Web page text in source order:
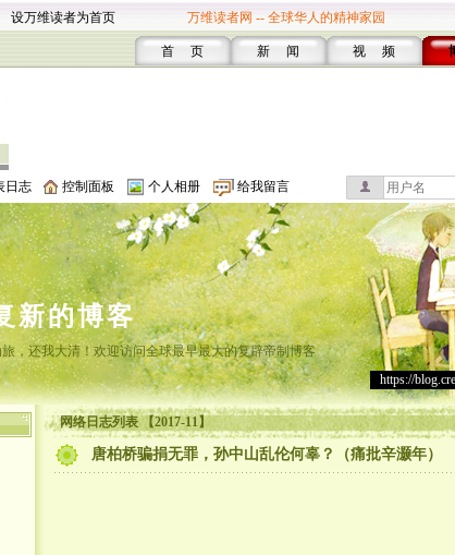
设万维读者为首页 万维读者网 -- 全球华人的精神家园
首 页 新 闻 视 频
日志 控制面板 个人相册 给我留言
新的博客
，还我大清！欢迎访问全球最早最大的复辟帝制博客
https://
网络日志列表 【2017-11】
唐柏桥骗捐无罪，孙中山乱伦何辜？（痛批辛灏年）